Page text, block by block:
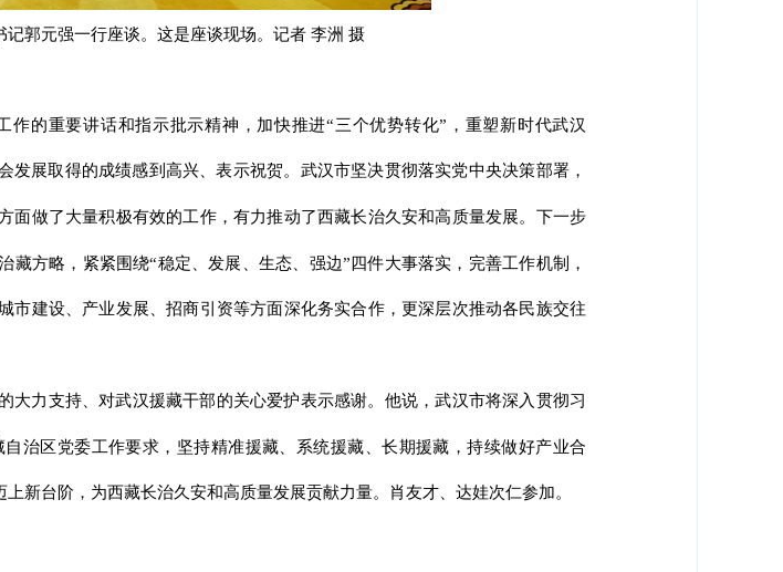
郭元强一行座谈。这是座谈现场。记者 李洲 摄
的重要讲话和指示批示精神，加快推进“三个优势转化”，重塑新时代武汉
展取得的成绩感到高兴、表示祝贺。武汉市坚决贯彻落实党中央决策部署，
做了大量积极有效的工作，有力推动了西藏长治久安和高质量发展。下一步
方略，紧紧围绕“稳定、发展、生态、强边”四件大事落实，完善工作机制，
建设、产业发展、招商引资等方面深化务实合作，更深层次推动各民族交往
力支持、对武汉援藏干部的关心爱护表示感谢。他说，武汉市将深入贯彻习
治区党委工作要求，坚持精准援藏、系统援藏、长期援藏，持续做好产业合
新台阶，为西藏长治久安和高质量发展贡献力量。肖友才、达娃次仁参加。